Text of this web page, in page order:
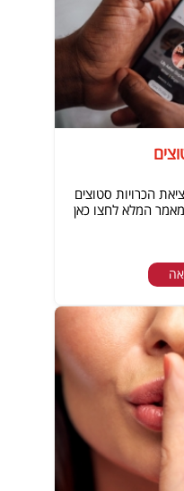
הכרויות סטוצים
המלא לחצו כאן